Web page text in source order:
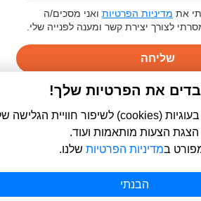
מדיניות הפרטיותואני מסכים/ה
לצורך יצירת קשר ומענה לפנייה שלי.
שליחה
את הפרטיות שלך!
אנחנו משתמשים בעוגיות (cookies) לשיפור חוויית הגלישה שלך,
הצעות מותאמות ועוד.
במדיניות הפרטיותשלנו.
הבנתי